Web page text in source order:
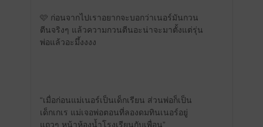
🩷 ก่อนจากไปเราอยากจะบอกว่าเนอร์มันกวน
ตีนจริงๆ แล้วความกวนตีนอะน่าจะมาตั้งแต่รุ่น
พ่อแล้วอะมึ้งงงง
“เมื่อก่อนแม่เนอร์เป็นเด็กเรียน ส่วนพ่อก็เป็น
เด็กเกเร แม่เจอพ่อตอนที่ลองดมทินเนอร์อยู่
แถวๆ หน้าห้องน้ำโรงเรียนกับเพื่อน”